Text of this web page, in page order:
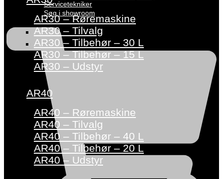
Servicetekniker
Søg i showroom
AR30 – Røremaskine
AR30 – Tilvalg
AR30 – Tilbehør – 30 L
AR30 – Tilbehør – 15 L
AR30 – Udstyr
AR40
AR40 – Røremaskine
AR40 – Tilvalg
AR40 – Tilbehør – 40 L
AR40 – Tilbehør – 20 L
AR40 – Udstyr